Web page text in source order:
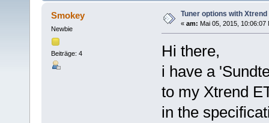
Smokey
Newbie
Beiträge: 4
Tuner options with Xtrend
« am: Mai 05, 2015, 10:06:07
Hi there,
i have a
to my Xtrend
in the